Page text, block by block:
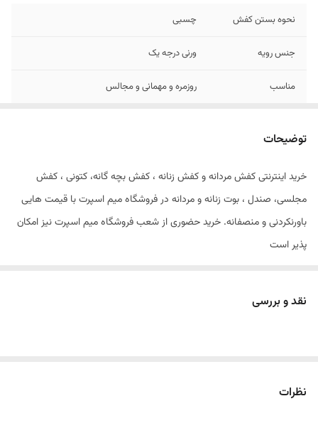
نحوه بستن کفش چسبی
جنس رویه ورنی درجه یک
مناسب روزمره و مهمانی و مجالس
توضیحات
خرید اینترنتی کفش مردانه و کفش زنانه ، کفش بچه گانه، کتونی ، کفش
مجلسی، صندل ، بوت زنانه و مردانه در فروشگاه میم اسپرت با قیمت هایی
باورنکردنی و منصفانه. خرید حضوری از شعب فروشگاه میم اسپرت نیز امکان
پذیر است
نقد و بررسی
نظرات